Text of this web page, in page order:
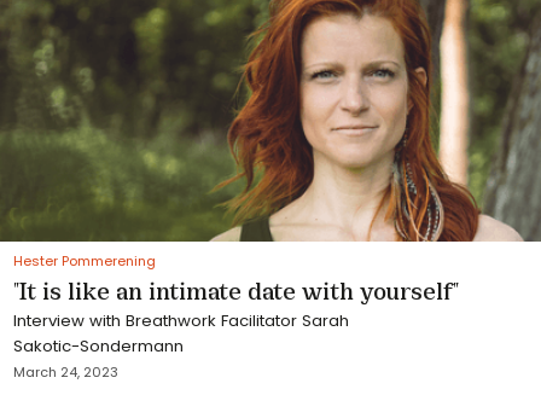
Hester Pommerening
"It is like an intimate date with yourself"
Interview with Breathwork Facilitator Sarah
Sakotic-Sondermann
March 24, 2023